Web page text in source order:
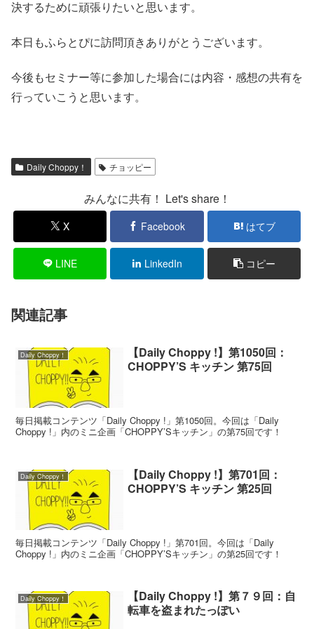
決するために頑張りたいと思います。
本日もふらとぴに訪問頂きありがとうございます。
今後もセミナー等に参加した場合には内容・感想の共有を
行っていこうと思います。
Daily Choppy！ チョッピー
みんなに共有！ Let's share！
X Facebook はてブ
LINE LinkedIn コピー
関連記事
Daily Choppy！
【Daily Choppy !】第1050回：
CHOPPY’S キッチン 第75回
毎日掲載コンテンツ「Daily Choppy !」第1050回。今回は「Daily
Choppy !」内のミニ企画「CHOPPY’Sキッチン」の第75回です！
Daily Choppy！
【Daily Choppy !】第701回：
CHOPPY’S キッチン 第25回
毎日掲載コンテンツ「Daily Choppy !」第701回。今回は「Daily
Choppy !」内のミニ企画「CHOPPY’Sキッチン」の第25回です！
Daily Choppy！
【Daily Choppy !】第７９回：自
転車を盗まれたっぽい